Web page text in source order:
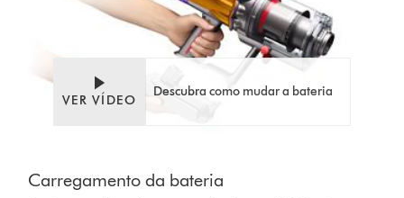
VER VÍDEO
Descubra como mudar a bateria
Carregamento da bateria